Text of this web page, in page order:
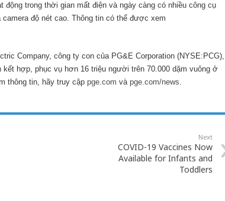
động trong thời gian mất điện và ngày càng có nhiều công cụ
độ nét cao. Thông tin có thể được xem
Company, công ty con của PG&E Corporation (NYSE:PCG),
kết hợp, phục vụ hơn 16 triệu người trên 70.000 dặm vuông ở
thông tin, hãy truy cập pge.com và pge.com/news.
Next
COVID-19 Vaccines Now
Available for Infants and
Toddlers